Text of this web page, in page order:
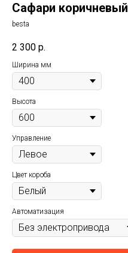
Сафари коричневый
besta
2 300 р.
Ширина мм
Высота
Управление
Цвет короба
Автоматизация